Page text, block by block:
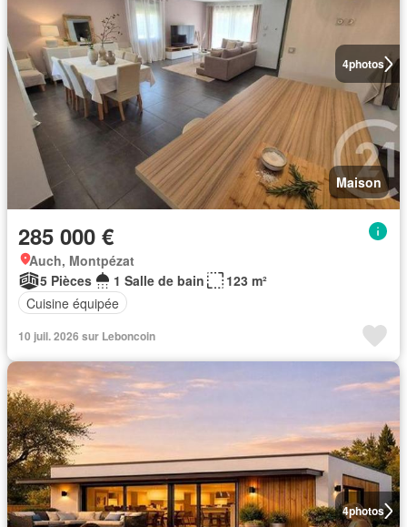
4photos
Maison
285 000 €
Auch, Montpézat
5 Pièces
1 Salle de bain
123 m²
Cuisine équipée
10 juil. 2026 sur Leboncoin
4photos